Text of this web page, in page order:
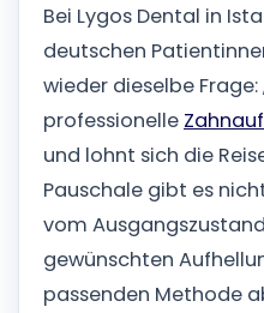
Bei Lygos Dental in
deutschen
wieder dieselbe
professionelle
und lohnt sich die
Pauschale gibt es
vom
gewünschten
passenden Methode